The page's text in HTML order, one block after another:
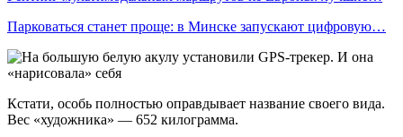
Парковаться станет проще: в Минске запускают цифровую…
Кстати, особь полностью оправдывает название своего вида.
Вес «художника» — 652 килограмма.